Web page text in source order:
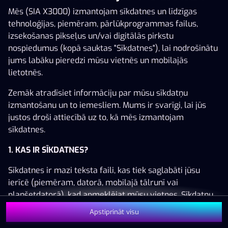
Šai spēlei nav pieejama demo versija. Lūdzu,
pieslēdzies, lai spēlētu ar īstu naudu.
Pieslēgties
Mēs (SIA X3000) izmantojam sīkdatnes un līdzīgas
tehnoloģijas, piemēram, pārlūkprogrammas failus,
izsekošanas pikseļus un/vai digitālās pirkstu
nospiedumus (kopā sauktas "Sīkdatnes"), lai nodrošinātu
jums labāku pieredzi mūsu vietnēs un mobilajās
lietotnēs.
Zemāk atradīsiet informāciju par mūsu sīkdatņu
izmantošanu un to iemesliem. Mums ir svarīgi, lai jūs
justos droši attiecībā uz to, kā mēs izmantojam
sīkdatnes.
1. KAS IR SĪKDATNES?
Sīkdatnes ir mazi teksta faili, kas tiek saglabāti jūsu
ierīcē (piemēram, datorā, mobilajā tālrunī vai
planšetdatorā), kad apmeklējat mūsu vietnes. Sīkdatņu
izvietošana ļauj mums jūs atpazīt un saprast, kā jūs
izmantojat mūsu vietnes, kas palīdz mums uzlabot jūsu
Apstiprināt visu